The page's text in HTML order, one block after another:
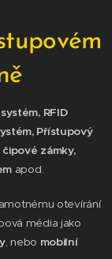
RFID
Přístupový
čipové zámky,
apod.
otevírání
média jako
, nebo mobilní